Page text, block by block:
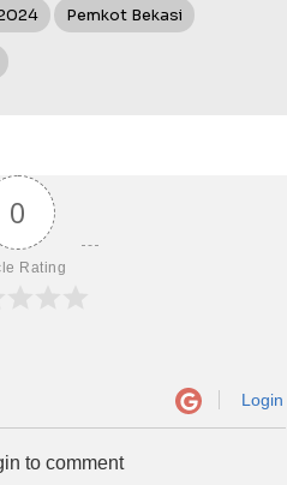
Pemkot Bekasi
0
Rating
Login
to comment